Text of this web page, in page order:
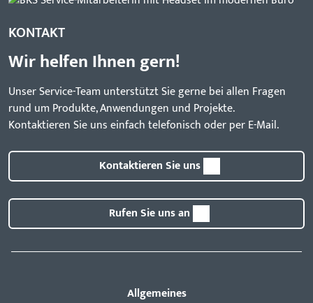
KONTAKT
Wir helfen Ihnen gern!
Unser Service-Team unterstützt Sie gerne bei allen Fragen
rund um Produkte, Anwendungen und Projekte.
Kontaktieren Sie uns einfach telefonisch oder per E-Mail.
Kontaktieren Sie uns
Rufen Sie uns an
Allgemeines